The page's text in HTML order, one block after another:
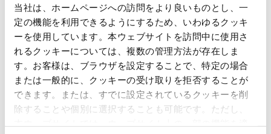
当社は、ホームページへの訪問をより良いものとし、一
定の機能を利用できるようにするため、いわゆるクッキ
ーを使用しています。本ウェブサイトを訪問中に使用さ
れるクッキーについては、複数の管理方法が存在しま
す。お客様は、ブラウザを設定することで、特定の場合
または一般的に、クッキーの受け取りを拒否することが
できます。または、すでに設定されているクッキーを削
除することや個別に選択することも可能です。ただし、
グループ紹介映像【日本語版】
2026.07.17
事業紹介
動画
1845年の創業以来の歩み、グループが展開する5つの事業領域...
使用済み化粧品容器をネームプ
レートへリサイクル